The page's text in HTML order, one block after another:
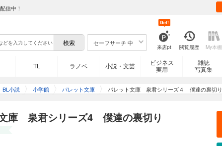
信中！
セーフサーチ 中
来店pt
Get!
閲覧履歴 My本棚
TL ラノベ 小説・文芸
ビジネス
実用
雑誌
写真集
BL小説 小学館 パレット文庫 パレット文庫 泉君シリーズ４ 僕達の裏切り
庫 泉君シリーズ4 僕達の裏切り